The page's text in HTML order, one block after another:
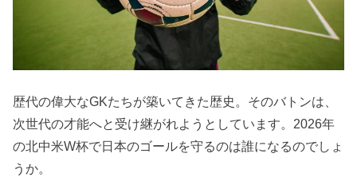
歴代の偉大なGKたちが築いてきた歴史。そのバトンは、
次世代の才能へと受け継がれようとしています。2026年
の北中米W杯で日本のゴールを守るのは誰になるのでしょ
うか。